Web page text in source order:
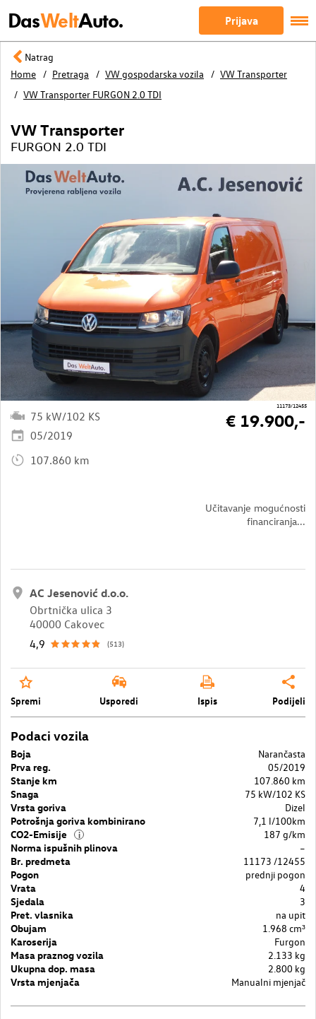
DasWeltAuto. Prijava
Natrag
Home
Pretraga VW gospodarska vozila
VW Transporter
VW Transporter FURGON 2.0 TDI
11173/12455
VW Transporter
FURGON 2.0 TDI
75 kW/102 KS
05/2019
107.860 km
Učitavanje mogućnosti
financiranja...
€ 19.900,-
AC Jesenović d.o.o.
Obrtnička ulica 3
40000 Cakovec
4,9
(513)
Spremi Usporedi Ispis Podijeli
Podaci vozila
Boja
Narančasta
Prva reg.
05/2019
Stanje km
107.860 km
Snaga
75 kW/102 KS
Vrsta goriva
Dizel
Potrošnja goriva kombinirano
7,1 l/100km
CO2-Emisije
i
187 g/km
Norma ispušnih plinova
–
Br. predmeta
11173 /12455
Pogon
prednji pogon
Vrata
4
Sjedala
3
Pret. vlasnika
na upit
Obujam
1.968 cm³
Karoserija
Furgon
Masa praznog vozila
2.133 kg
Ukupna dop. masa
2.800 kg
Vrsta mjenjača
Manualni mjenjač